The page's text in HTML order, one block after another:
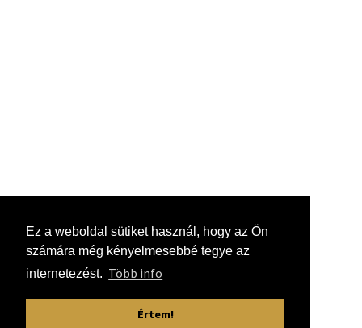
Ez a weboldal sütiket használ, hogy az Ön
számára még kényelmesebbé tegye az
internetezést. Több info
Értem!